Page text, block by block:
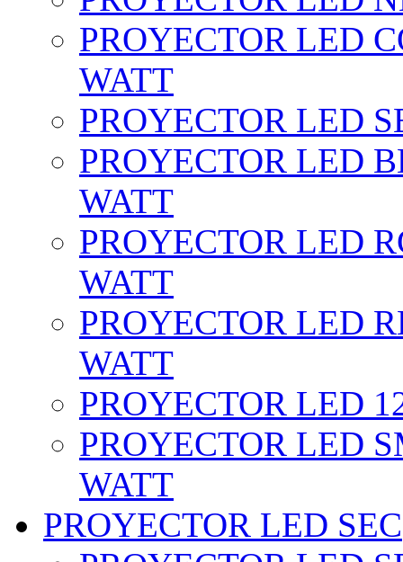
PROYECTOR LED
WATT
PROYECTOR LED
PROYECTOR LED
WATT
PROYECTOR LED
WATT
PROYECTOR LED
WATT
PROYECTOR LED
PROYECTOR LED
WATT
PROYECTOR LED SEC